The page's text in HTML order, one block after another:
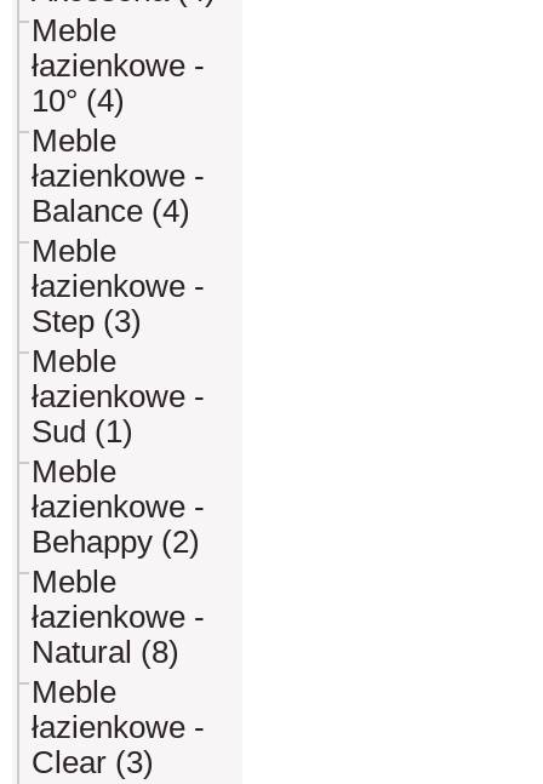
Meble
łazienkowe -
10° (4)
Meble
łazienkowe -
Balance (4)
Meble
łazienkowe -
Step (3)
Meble
łazienkowe -
Sud (1)
Meble
łazienkowe -
Behappy (2)
Meble
łazienkowe -
Natural (8)
Meble
łazienkowe -
Clear (3)